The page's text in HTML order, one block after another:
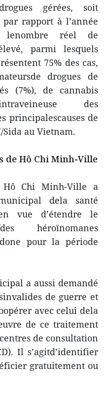
gérées, soit
rapport à l’année
lenombre réel de
parmi lesquels
75% des cas,
drogues de
(7%), de cannabis
des
principalescauses de
au Vietnam.
de Hô Chi Minh-Ville
Hô Chi Minh-Ville a
dela santé
vue d’étendre le
héroïnomanes
pour la période
a aussi demandé
de guerre et
avec celui dela
de ce traitement
de consultation
Il s’agitd’identifier
gratuitement ou